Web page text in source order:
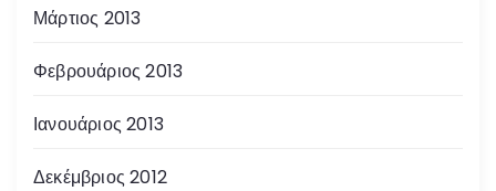
Μάρτιος 2013
Φεβρουάριος 2013
Ιανουάριος 2013
Δεκέμβριος 2012